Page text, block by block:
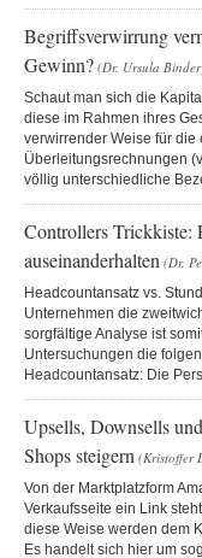
Begriffsverwirrung
Gewinn? (Dr. Ursula
Schaut man sich die
diese im Rahmen ihres
verwirrender Weise für
Überleitungsrechnungen
völlig unterschiedliche
Controllers Trickkiste:
auseinanderhalten (Dr.
Headcountansatz vs.
Unternehmen die
sorgfältige Analyse ist
Untersuchungen die
Headcountansatz: Die
Upsells, Downsells
Shops steigern (Kristoffer
Von der Marktplatzform
Verkaufsseite ein Link
diese Weise werden dem
Es handelt sich hier um